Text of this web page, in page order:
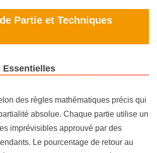
Partie et Techniques
Essentielles
des règles mathématiques précis qui
absolue. Chaque partie utilise un
imprévisibles approuvé par des
Le pourcentage de retour au